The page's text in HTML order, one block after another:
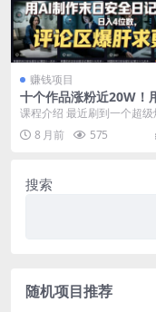
赚钱项目
十个作品涨粉近20W！
作末日安全日记连载，
位数，评论区爆肝求更新
详细步骤）
课程介绍 最近刷到一个超级
连载故事，现在是你能想到
用AI表现出来，末...
8 月前 575
搜索
随机项目推荐